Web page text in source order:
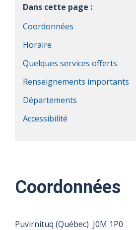
Dans cette page :
Coordonnées
Horaire
Quelques services offerts
Renseignements importants
Départements
Accessibilité
Coordonnées
Puvirnituq (Québec) J0M 1P0